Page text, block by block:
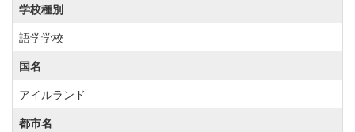
学校種別
語学学校
国名
アイルランド
都市名